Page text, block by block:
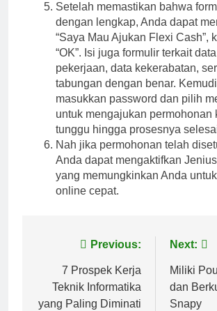
Setelah memastikan bahwa
dengan lengkap, Anda dapat
“Saya Mau Ajukan Flexi Cash”,
“OK”. Isi juga formulir terkait
pekerjaan, data kekerabatan,
tabungan dengan benar.
masukkan password dan pilih
untuk mengajukan permohonan
tunggu hingga prosesnya
Nah jika permohonan telah
Anda dapat mengaktifkan
yang memungkinkan Anda
online cepat.
navigation
Previous:
7 Prospek Kerja
Teknik Informatika
yang Paling Diminati
Next:
Miliki
dan
Snapy